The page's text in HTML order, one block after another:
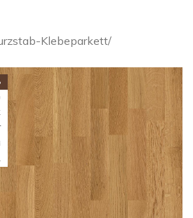
Klebeparkett/